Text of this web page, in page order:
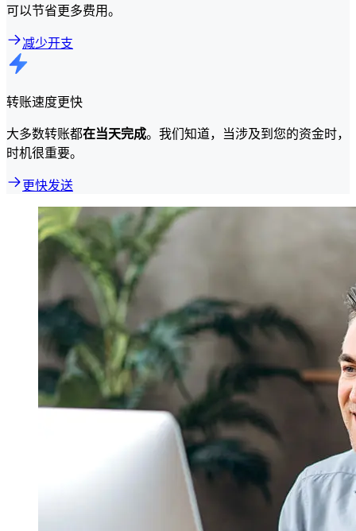
可以节省更多费用。
减少开支
转账速度更快
大多数转账都在当天完成。我们知道，当涉及到您的资金时，
时机很重要。
更快发送